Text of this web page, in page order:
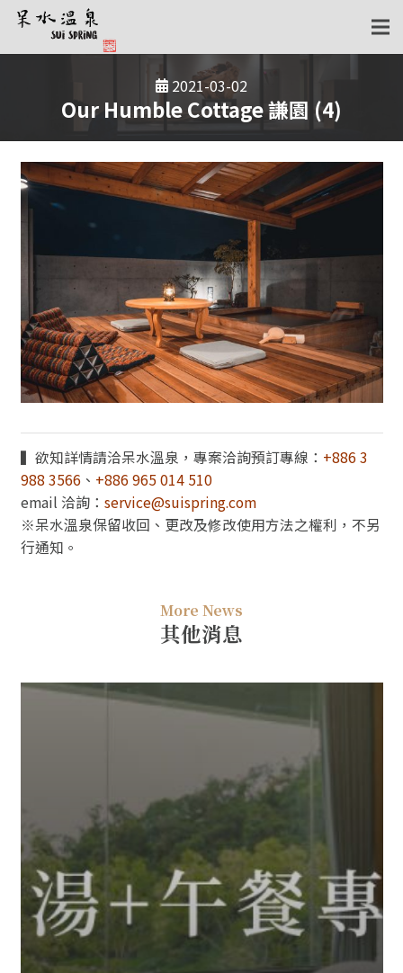
2021-03-02
Our Humble Cottage 謙園 (4)
▍欲知詳情請洽呆水溫泉，專案洽詢預訂專線： +886 3
988 3566、 +886 965 014 510
email 洽詢： service@suispring.com
※呆水溫泉保留收回、更改及修改使用方法之權利，不另
行通知。
More News
其他消息